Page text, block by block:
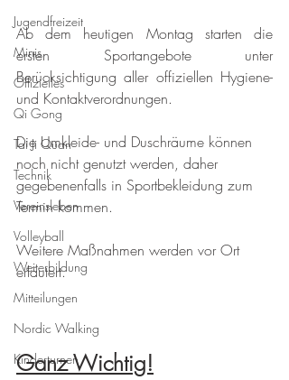
Jugendfreizeit
Minis
Offizielles
Qi Gong
Tai Ji Quan
Technik
Vereinsleben
Volleyball
Weiterbildung
Mitteilungen
Nordic Walking
Kinderturnen
Ab dem heutigen Montag starten die
ersten Sportangebote unter
Berücksichtigung aller offiziellen Hygiene-
und Kontaktverordnungen.
Die Umkleide- und Duschräume können
noch nicht genutzt werden, daher
gegebenenfalls in Sportbekleidung zum
Termin kommen.
Weitere Maßnahmen werden vor Ort
erläutert.
Ganz Wichtig!